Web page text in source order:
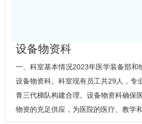
设备物资科
一、科室基本情况2023年医学装备部和
设备物资科。科室现有员工共29人，专
青三代梯队构建合理。 设备物资科确保
物资的充足供应，为医院的医疗、教学